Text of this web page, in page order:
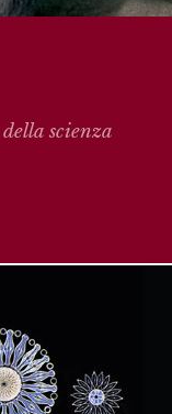
scienza